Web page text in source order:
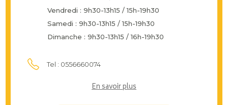
Vendredi : 9h30-13h15 / 15h-19h30
Samedi : 9h30-13h15 / 15h-19h30
Dimanche : 9h30-13h15 / 16h-19h30
Tel : 0556660074
En savoir plus